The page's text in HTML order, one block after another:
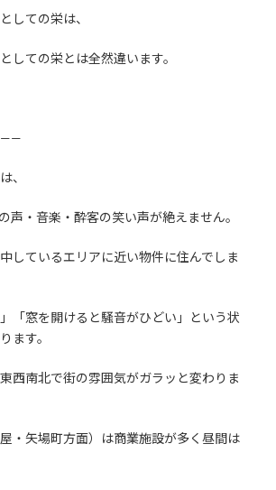
しての栄は、
しての栄とは全然違います。
——
、
声・音楽・酔客の笑い声が絶えません。
しているエリアに近い物件に住んでしま
」「窓を開けると騒音がひどい」という状
ます。
西南北で街の雰囲気がガラッと変わりま
・矢場町方面）は商業施設が多く昼間は